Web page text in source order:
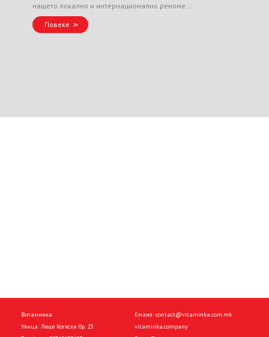
нашето локално и интернационално реноме …
Повеќе
Витаминка
Улица: Леце Котески бр. 23
Емаил: contact@vitaminka.com.mk
vitaminka.company